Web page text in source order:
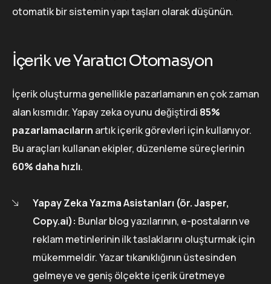
otomatik bir sistemin yapı taşları olarak düşünün.
İçerik ve Yaratıcı Otomasyon
İçerik oluşturma genellikle pazarlamanın en çok zaman
alan kısmıdır. Yapay zeka oyunu değiştirdi 85%
pazarlamacıların artık içerik görevleri için kullanıyor.
Bu araçları kullanan ekipler, düzenleme süreçlerinin
60% daha hızlı.
Yapay Zeka Yazma Asistanları (ör. Jasper,
Copy.ai): Bunlar blog yazılarının, e-postaların ve
reklam metinlerinin ilk taslaklarını oluşturmak için
mükemmeldir. Yazar tıkanıklığının üstesinden
gelmeye ve geniş ölçekte içerik üretmeye